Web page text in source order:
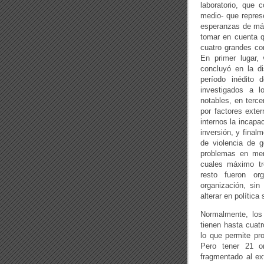
laboratorio, que
medio- que
esperanzas de
tomar en cuenta
cuatro grandes
En primer
concluyó en la
período inédito
investigados a
notables, en
por factores
internos la
inversión, y
de violencia de
problemas en
cuales máximo
resto fueron
organización,
alterar en política
Normalmente,
tienen hasta
lo que permite
Pero tener 21
fragmentado al